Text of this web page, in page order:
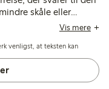
skåle eller
mod huden,
med, at
bøjlerne.
Vis mere
venligst, at teksten kan